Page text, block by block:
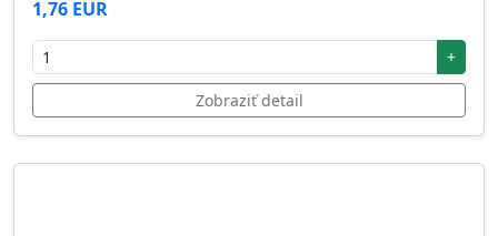
1,76 EUR
+
Zobraziť detail